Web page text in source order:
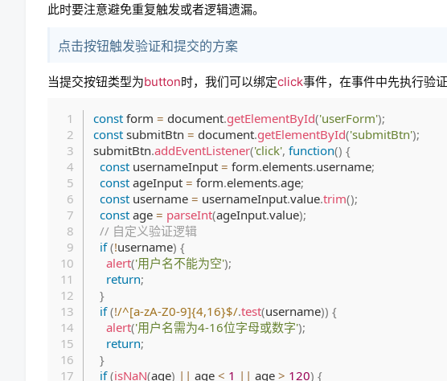
此时要注意避免重复触发或者逻辑遗漏。
点击按钮触发验证和提交的方案
当提交按钮类型为button时，我们可以绑定click事件，在事件中先执行验
const form = document.getElementById('userForm');
const submitBtn = document.getElementById('submitBtn');
submitBtn.addEventListener('click', function() {
const usernameInput = form.elements.username;
const ageInput = form.elements.age;
const username = usernameInput.value.trim();
const age = parseInt(ageInput.value);
// 自定义验证逻辑
if (!username) {
alert('用户名不能为空');
return;
}
if (!/^[a-zA-Z0-9]{4,16}$/.test(username)) {
alert('用户名需为4-16位字母或数字');
return;
}
if (isNaN(age) || age < 1 || age > 120) {